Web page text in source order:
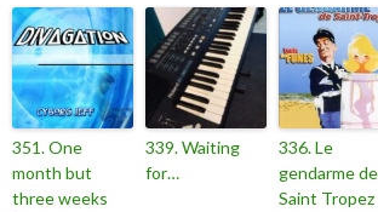
351. One
month but
three weeks
339. Waiting
for…
336. Le
gendarme de
Saint Tropez